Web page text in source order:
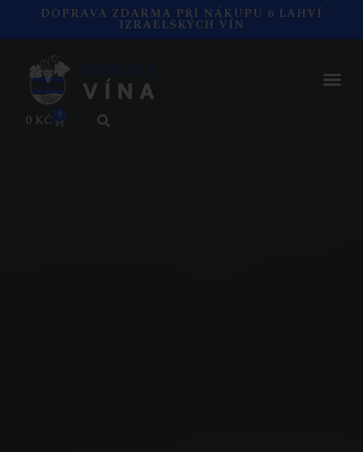
DOPRAVA ZDARMA PŘI NÁKUPU 6 LAHVÍ
IZRAELSKÝCH VÍN
0 KČ 0